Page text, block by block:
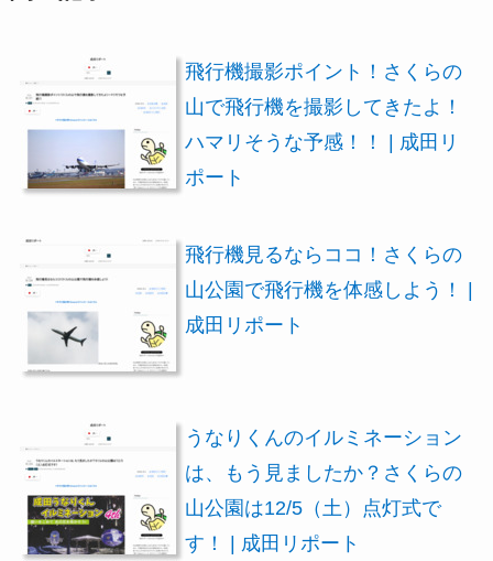
飛行機撮影ポイント！さくらの
山で飛行機を撮影してきたよ！
ハマリそうな予感！！ | 成田リ
ポート
飛行機見るならココ！さくらの
山公園で飛行機を体感しよう！ |
成田リポート
うなりくんのイルミネーション
は、もう見ましたか？さくらの
山公園は12/5（土）点灯式で
す！ | 成田リポート